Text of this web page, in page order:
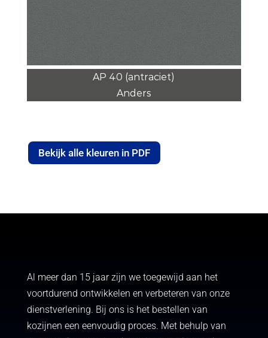
AP 40 (antraciet)
Anders
Bekijk alle kleuren in PDF
Al meer dan 15 jaar zijn we toegewijd aan het
voortdurend ontwikkelen en verbeteren van onze
dienstverlening. Bij ons is het bestellen van
kozijnen een eenvoudig proces. Met behulp van